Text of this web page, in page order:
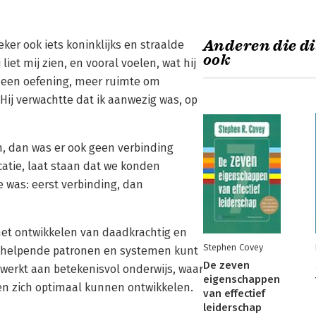
ook iets koninklijks en straalde
mij zien, en vooral voelen, wat hij
oefening, meer ruimte om
verwachtte dat ik aanwezig was, op
dan was er ook geen verbinding
laat staan dat we konden
was: eerst verbinding, dan
ontwikkelen van daadkrachtig en
patronen en systemen kunt
aan betekenisvol onderwijs, waar
zich optimaal kunnen ontwikkelen.
Anderen die
ook
Stephen Covey
De zeven
eigenschappen
van effectief
leiderschap